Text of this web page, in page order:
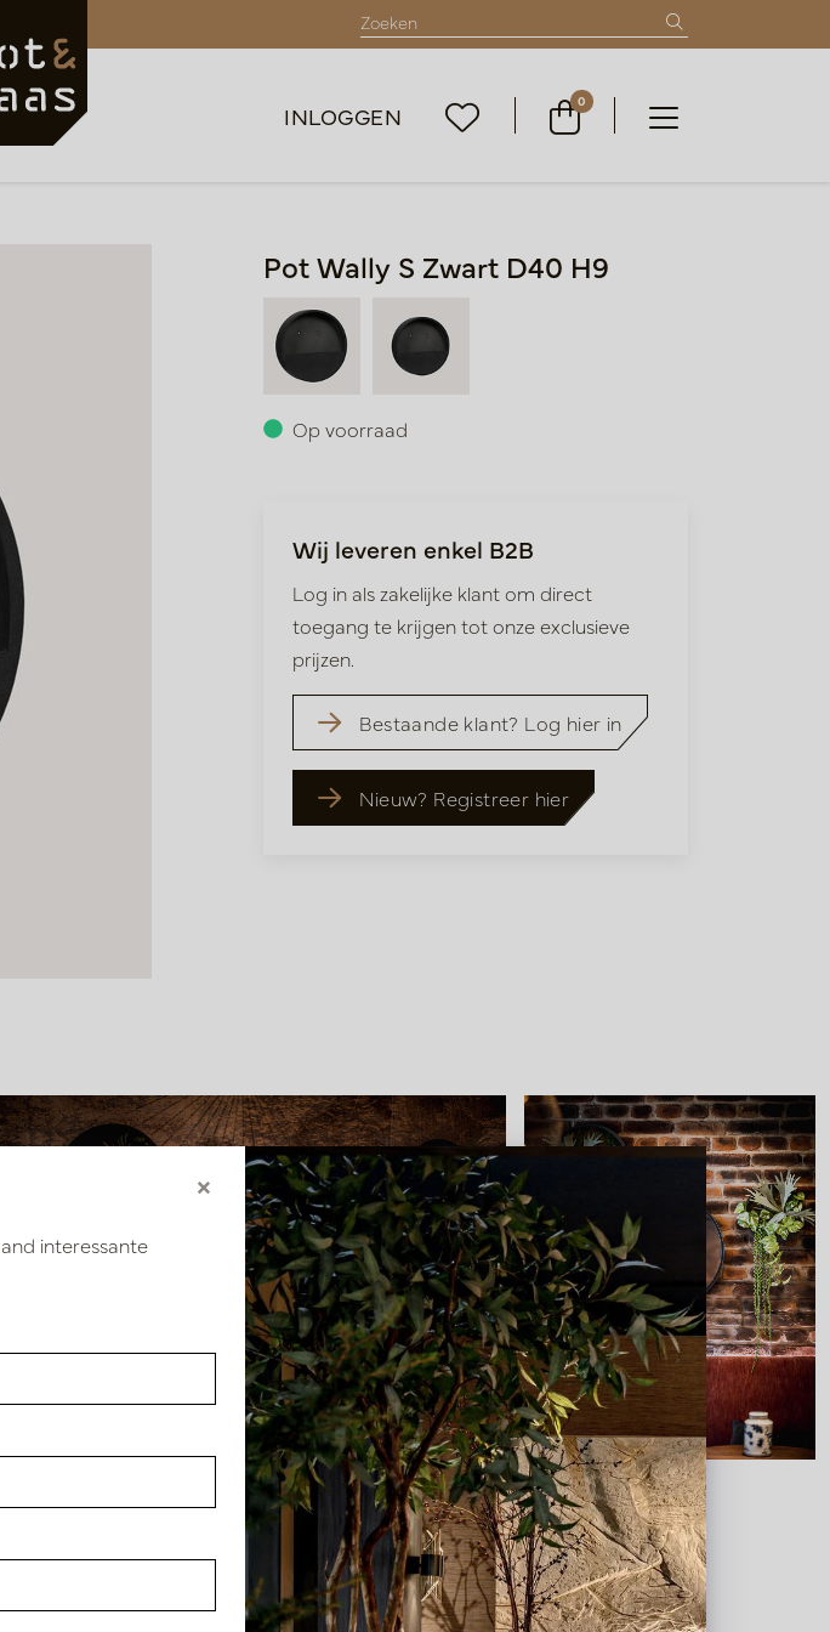
INLOGGEN 0
Pot Wally S Zwart D40 H9
Op voorraad
Wij leveren enkel B2B
Log in als zakelijke klant om direct
toegang te krijgen tot onze exclusieve
prijzen.
Bestaande klant? Log hier in
Nieuw? Registreer hier
×
interessante